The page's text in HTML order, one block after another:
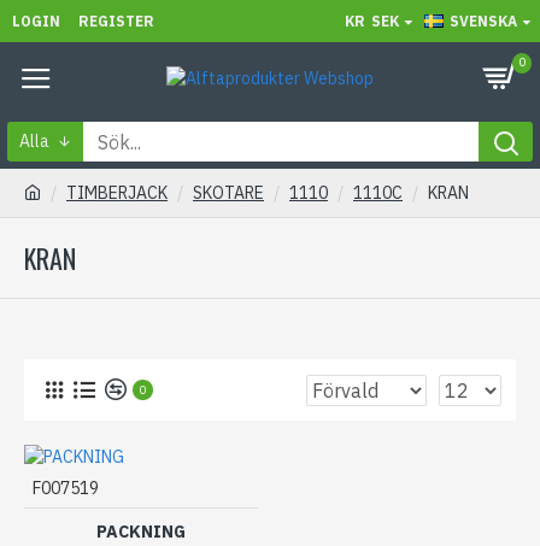
LOGIN REGISTER KR SEK SVENSKA
0
Alla
TIMBERJACK SKOTARE 1110 1110C KRAN
KRAN
0
F007519
PACKNING